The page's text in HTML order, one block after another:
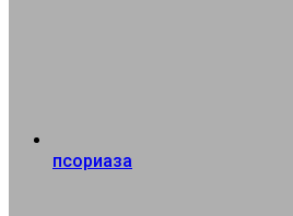
псориаза